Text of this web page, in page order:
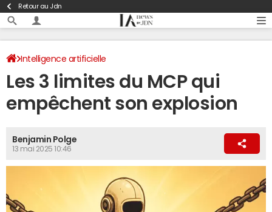
Retour au Jdn
Intelligence artificielle
Les 3 limites du MCP qui
empêchent son explosion
Benjamin Polge
13 mai 2025 10:46